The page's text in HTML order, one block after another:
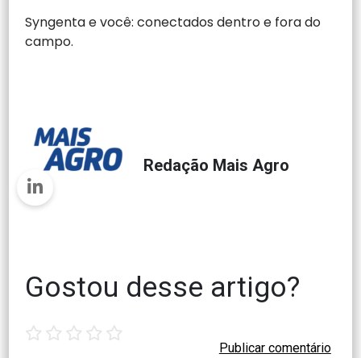
Syngenta e você: conectados dentro e fora do
campo.
Redação Mais Agro
Gostou desse artigo?
star stars stars stars stars